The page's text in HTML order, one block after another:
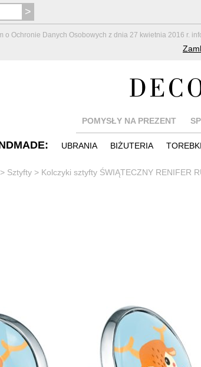
Ochronie Danych Osobowych z dnia 27 kwietnia 2016 r.
POMYSŁY NA PREZENT
UBRANIA BIŻUTERIA TOREBKI
> Sztyfty > Kolczyki sztyfty ŚWIĄTECZNY RENIFER